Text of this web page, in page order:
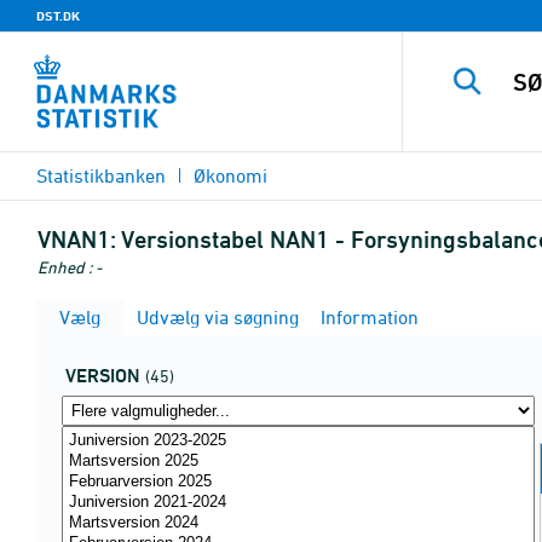
DST.DK
Statistikbanken Økonomi
VNAN1: Versionstabel NAN1 -
Enhed : -
Vælg Udvælg via søgning Information
VERSION (45)